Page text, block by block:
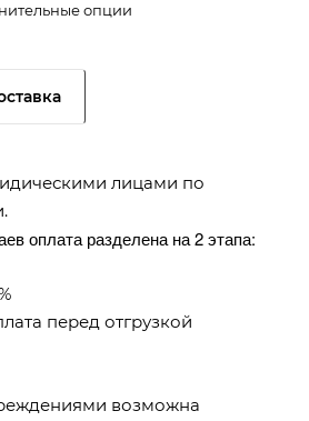
опции
лицами по
оплата разделена на 2 этапа:
перед отгрузкой
возможна